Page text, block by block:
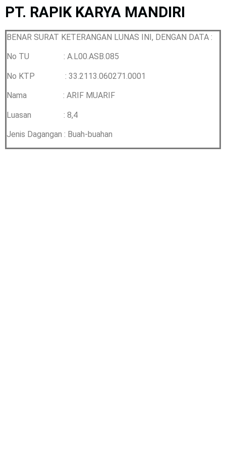
PT. RAPIK KARYA MANDIRI
BENAR SURAT KETERANGAN LUNAS INI, DENGAN DATA :
No TU : A.L00.ASB.085
No KTP : 33.2113.060271.0001
Nama : ARIF MUARIF
Luasan : 8,4
Jenis Dagangan : Buah-buahan